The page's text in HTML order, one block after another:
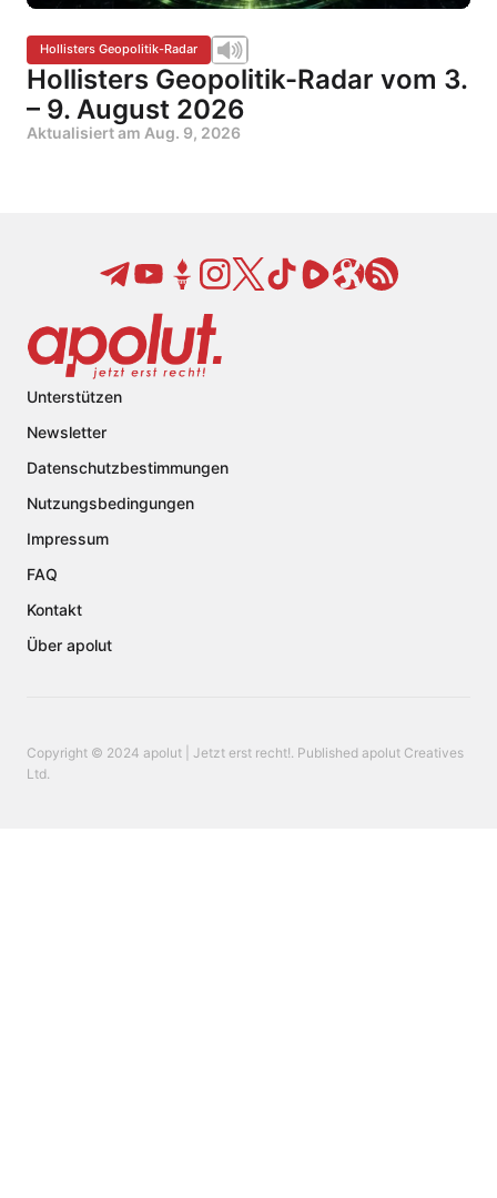
Hollisters Geopolitik-Radar
Hollisters Geopolitik-Radar vom 3.
– 9. August 2026
Aktualisiert am Aug. 9, 2026
Unterstützen
Newsletter
Datenschutzbestimmungen
Nutzungsbedingungen
Impressum
FAQ
Kontakt
Über apolut
Copyright © 2024 apolut | Jetzt erst recht!. Published apolut Creatives
Ltd.